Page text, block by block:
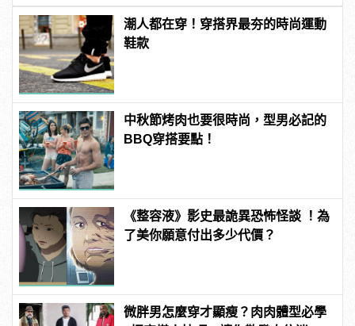
潮人都在穿！穿搭界最夯的時尚運動
鞋款
中秋節烤肉也要很時尚，型男必記的
BBQ穿搭要點！
《整容液》影史最詭異恐怖怪談 ！為
了美你願意付出多少代價？
微胖男怎麼穿才顯瘦？肉肉體型必學